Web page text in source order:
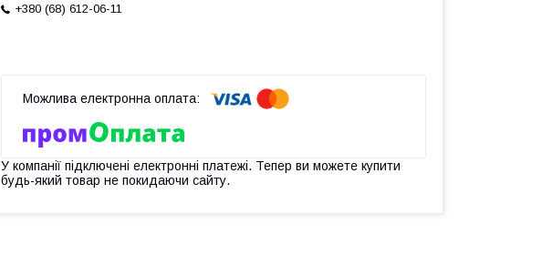
+380 (68) 612-06-11
У компанії підключені електронні платежі. Тепер ви можете купити
будь-який товар не покидаючи сайту.